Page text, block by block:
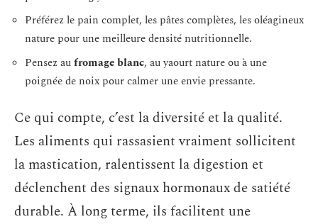
Préférez le pain complet, les pâtes complètes, les oléagineux
nature pour une meilleure densité nutritionnelle.
Pensez aufromage blanc, au yaourt nature ou à une
poignée de noix pour calmer une envie pressante.
Ce qui compte, c’est la diversité et la qualité.
Les aliments qui rassasient vraiment sollicitent
la mastication, ralentissent la digestion et
déclenchent des signaux hormonaux de satiété
durable. À long terme, ils facilitent une